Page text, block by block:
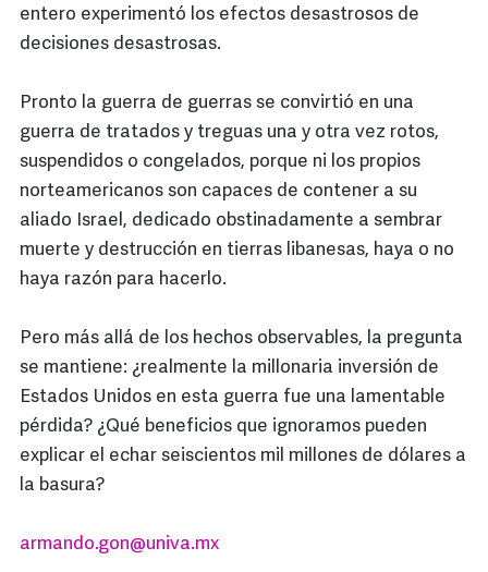
entero experimentó los efectos desastrosos de
decisiones desastrosas.
Pronto la guerra de guerras se convirtió en una
guerra de tratados y treguas una y otra vez rotos,
suspendidos o congelados, porque ni los propios
norteamericanos son capaces de contener a su
aliado Israel, dedicado obstinadamente a sembrar
muerte y destrucción en tierras libanesas, haya o no
haya razón para hacerlo.
Pero más allá de los hechos observables, la pregunta
se mantiene: ¿realmente la millonaria inversión de
Estados Unidos en esta guerra fue una lamentable
pérdida? ¿Qué beneficios que ignoramos pueden
explicar el echar seiscientos mil millones de dólares a
la basura?
armando.gon@univa.mx